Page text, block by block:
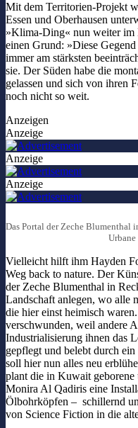
Mit dem Territorien-Projekt
Essen und Oberhausen
»Klima-Ding« nun weiter im
einen Grund: »Diese
immer am stärksten
sie. Der Süden habe die
gelassen und sich von ihren
noch nicht so weit.
Anzeigen
Anzeige
Anzeige
Anzeige
Das Portal der Zeche Blumenthal
Vielleicht hilft ihm Hayden
Weg back to nature. Der
der Zeche Blumenthal in
Landschaft anlegen, wo alle
die hier einst heimisch
verschwunden, weil andere
Industrialisierung ihnen das
gepflegt und belebt durch ein
soll hier nun alles neu
plant die in Kuwait
Monira Al Qadiris eine
Ölbohrköpfen – schillernd
von Science Fiction in die